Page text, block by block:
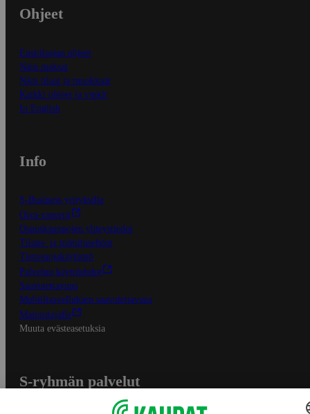
Ohjeet
Ensitilaajan ohjeet
Näin maksat
Näin tilaat ja muokkaat
Kaikki ohjeet ja vinkit
In English
Info
S-Business yrityksille
Oiva-raportit
Osuuskauppojen yhteystiedot
Tilaus- ja toimitusehdot
Tietosuojakäytäntö
Palvelun käyttöehdot
Saavutettavuus
Mobiilisovelluksen saavutettavuus
Mainostajalle
Muuta evästeasetuksia
S-ryhmän palvelut